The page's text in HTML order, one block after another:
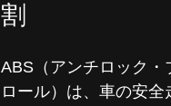
割
ABS（アンチロック・
ロール）は、車の安